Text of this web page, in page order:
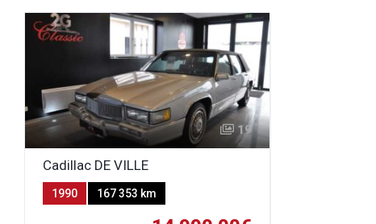
19
Cadillac DE VILLE
1990
167 353 km